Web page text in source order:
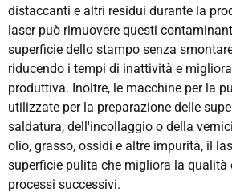
distaccanti e altri residui durante la
laser può rimuovere questi
superficie dello stampo senza
riducendo i tempi di inattività e
produttiva. Inoltre, le macchine per la
utilizzate per la preparazione delle
saldatura, dell'incollaggio o della
olio, grasso, ossidi e altre impurità, il
superficie pulita che migliora la qualità
processi successivi.